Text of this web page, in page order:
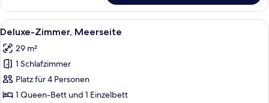
Meerseite
Alle
Fotos
für
Deluxe-
Zimmer,
Meerseite
Deluxe-Zimmer, Meerseite |
5
Deluxe-Zimmer, Meerseite
29 m²
1 Schlafzimmer
Platz für 4 Personen
1 Queen-Bett und 1 Einzelbett